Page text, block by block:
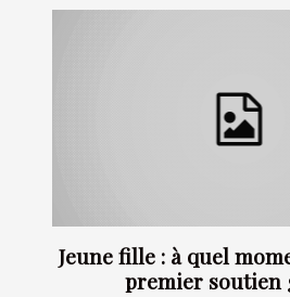
Jeune fille : à quel
premier soutien